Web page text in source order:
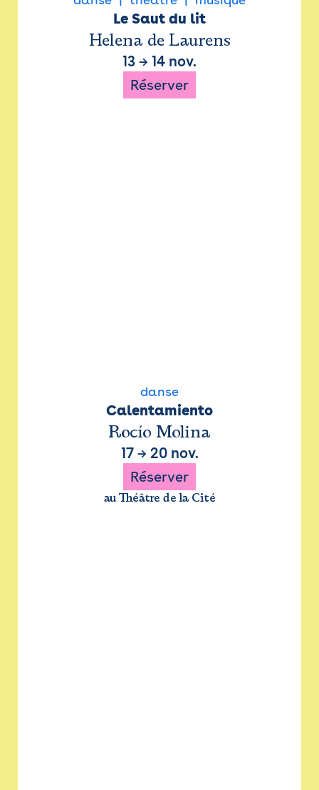
Le Saut du lit
Helena de Laurens
13 → 14 nov.
Réserver
danse
Calentamiento
Rocío Molina
17→ 20 nov.
Réserver
au Théâtre de la Cité